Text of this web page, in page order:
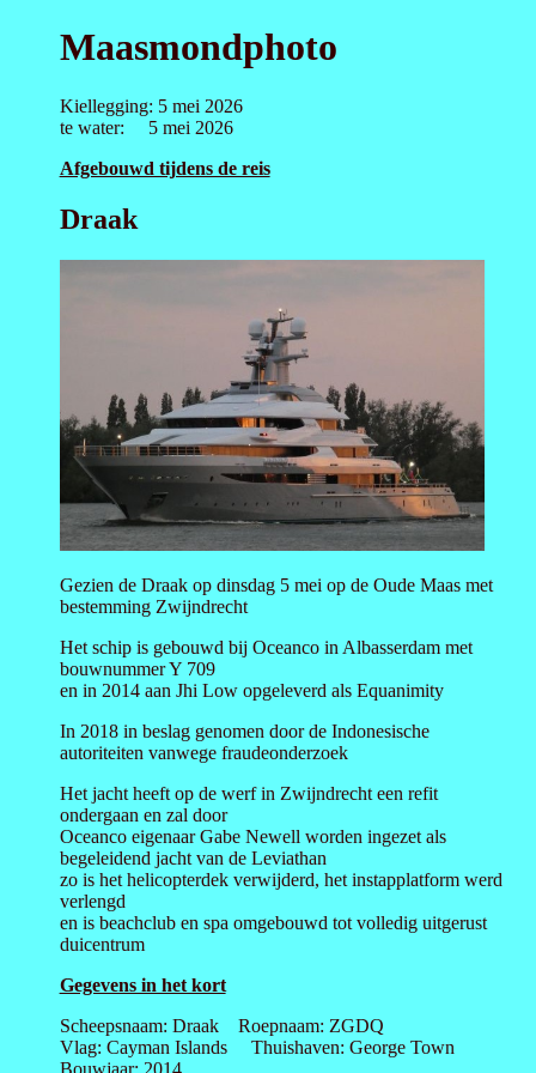
Maasmondphoto
Kiellegging: 5 mei 2026
te water: 5 mei 2026
Afgebouwd tijdens de reis
Draak
Gezien de Draak op dinsdag 5 mei op de Oude Maas met
bestemming Zwijndrecht
Het schip is gebouwd bij Oceanco in Albasserdam met
bouwnummer Y 709
en in 2014 aan Jhi Low opgeleverd als Equanimity
In 2018 in beslag genomen door de Indonesische
autoriteiten vanwege fraudeonderzoek
Het jacht heeft op de werf in Zwijndrecht een refit
ondergaan en zal door
Oceanco eigenaar Gabe Newell worden ingezet als
begeleidend jacht van de Leviathan
zo is het helicopterdek verwijderd, het instapplatform werd
verlengd
en is beachclub en spa omgebouwd tot volledig uitgerust
duicentrum
Gegevens in het kort
Scheepsnaam: Draak Roepnaam: ZGDQ
Vlag: Cayman Islands Thuishaven: George Town
Bouwjaar: 2014